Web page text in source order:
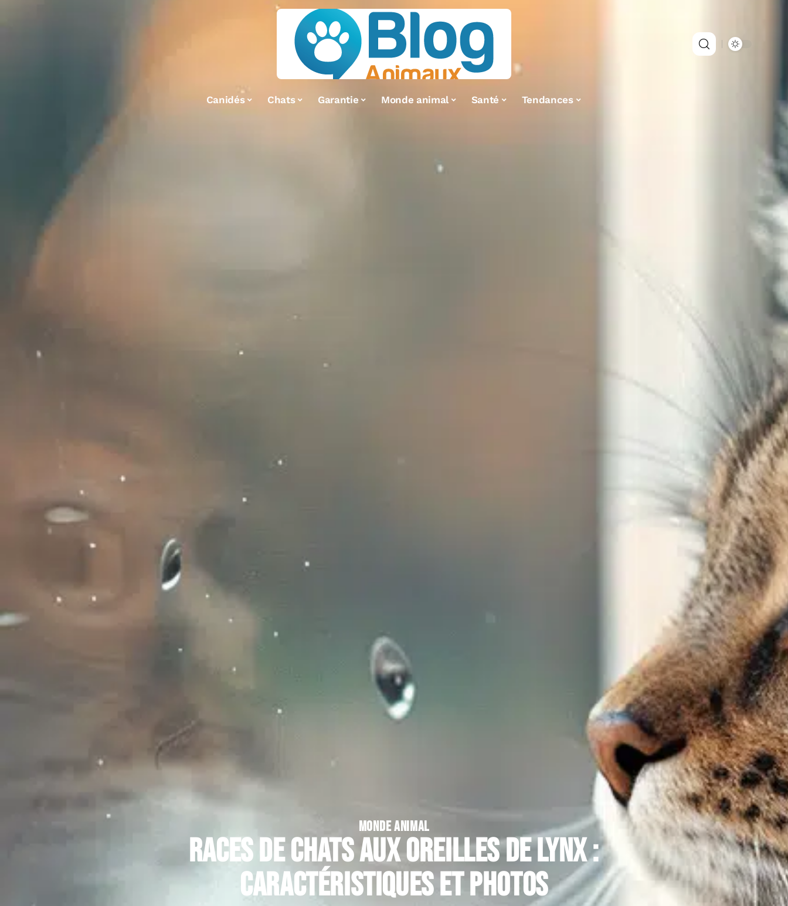
Canidés Chats Garantie Monde animal Santé Tendances
MONDE ANIMAL
Races de chats aux oreilles de lynx :
caractéristiques et photos